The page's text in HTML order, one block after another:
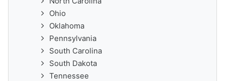
Ohio
Oklahoma
Pennsylvania
South Carolina
South Dakota
Tennessee